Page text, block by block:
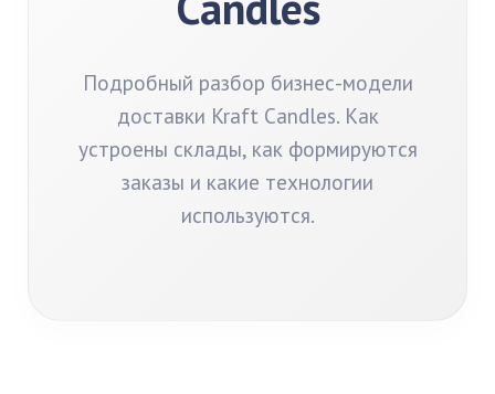
Подробный разбор бизнес-модели
доставки Kraft Candles. Как
устроены склады, как формируются
заказы и какие технологии
используются.